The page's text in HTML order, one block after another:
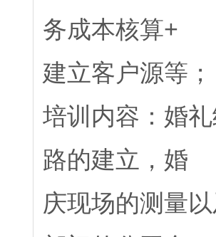
务成本核算+
建立客户源等；
培训内容：婚
路的建立，婚
庆现场的测量